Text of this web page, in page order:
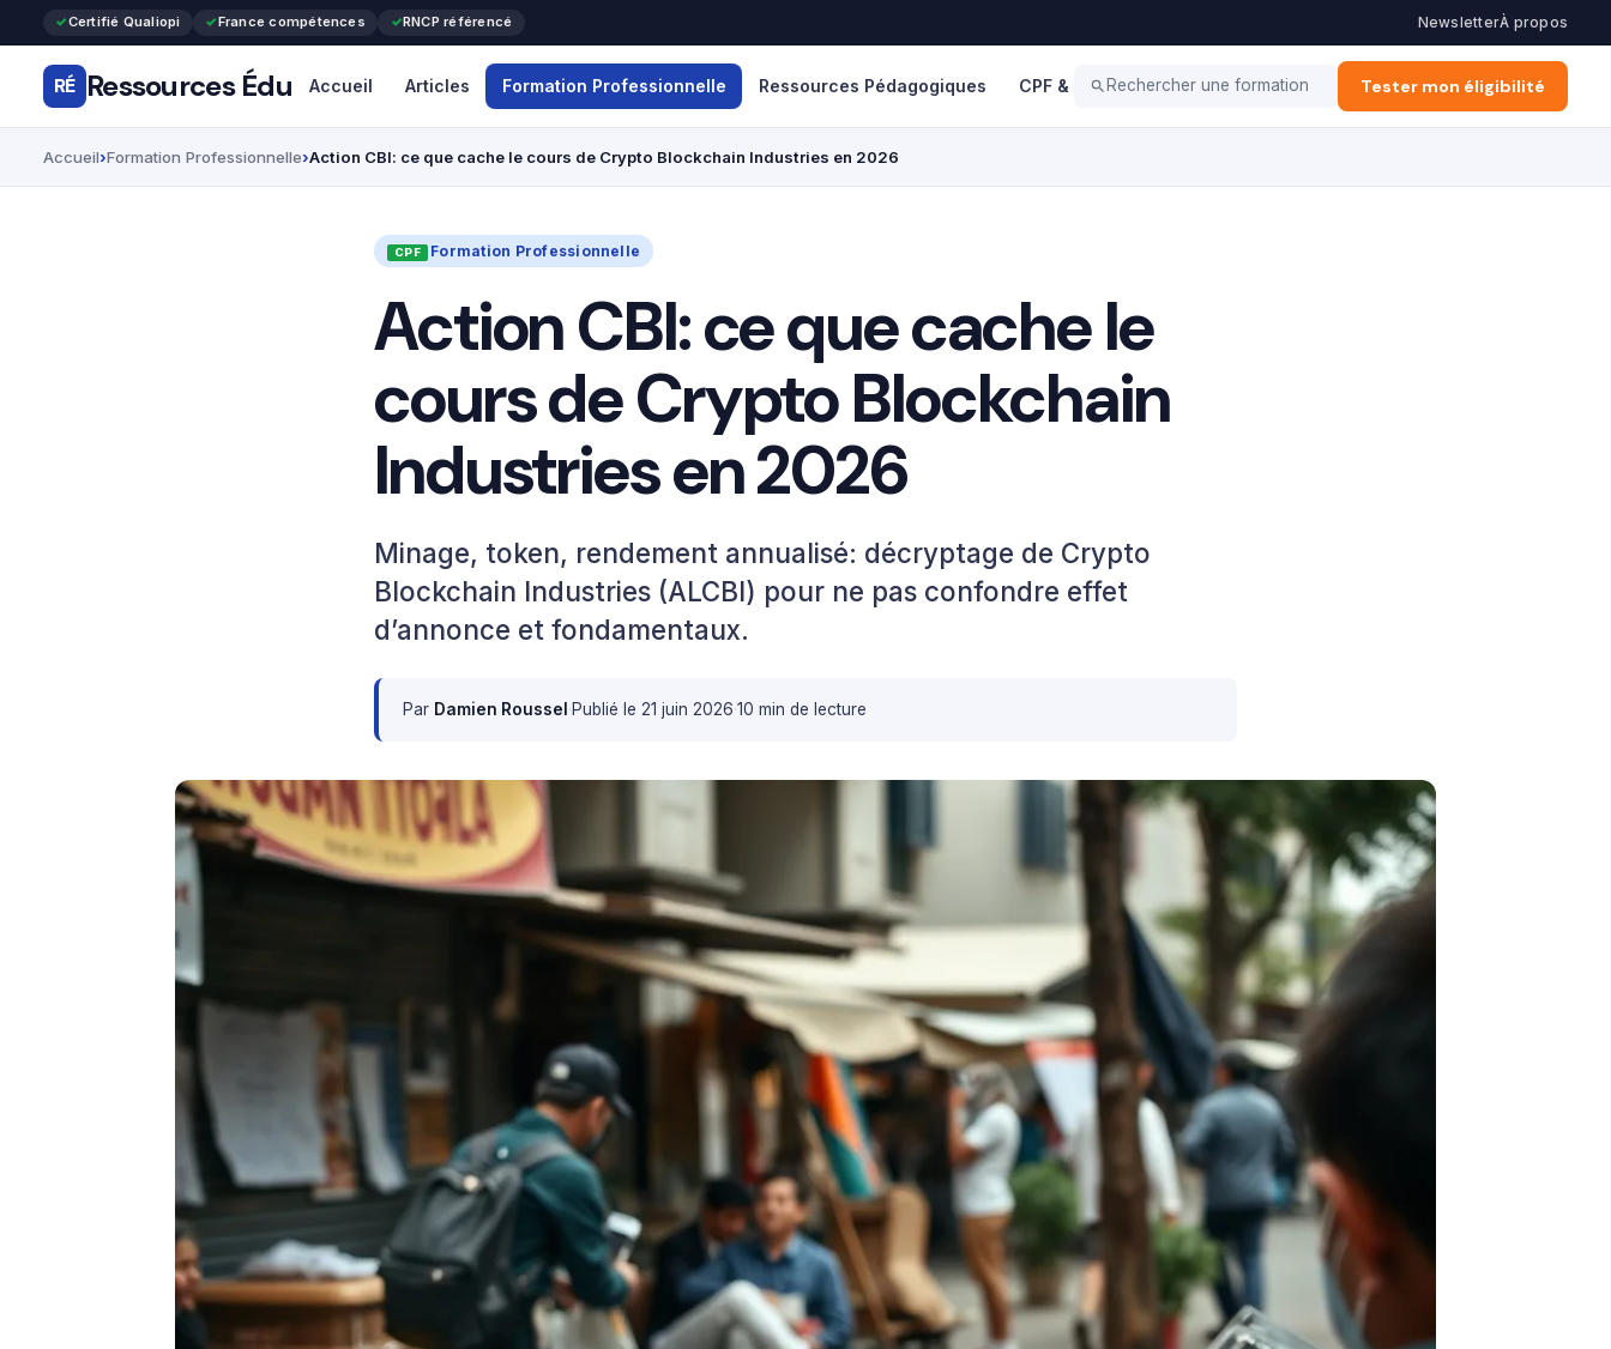
Certifié Qualiopi France compétences RNCP référencé NewsletterÀ propos
RÉ Ressources Édu Accueil Articles Formation Professionnelle Ressources Pédagogiques CPF & Financement E-learning Métiers & Carrières
Rechercher une formation Tester mon éligibilité
Accueil Formation Professionnelle Action CBI: ce que cache le cours de Crypto Blockchain Industries en 2026
Formation Professionnelle
Action CBI: ce que cache le
cours de Crypto Blockchain
Industries en 2026
Minage, token, rendement annualisé: décryptage de Crypto
Blockchain Industries (ALCBI) pour ne pas confondre effet
d’annonce et fondamentaux.
Par Damien Roussel ·Publié le 21 juin 2026·10 min de lecture